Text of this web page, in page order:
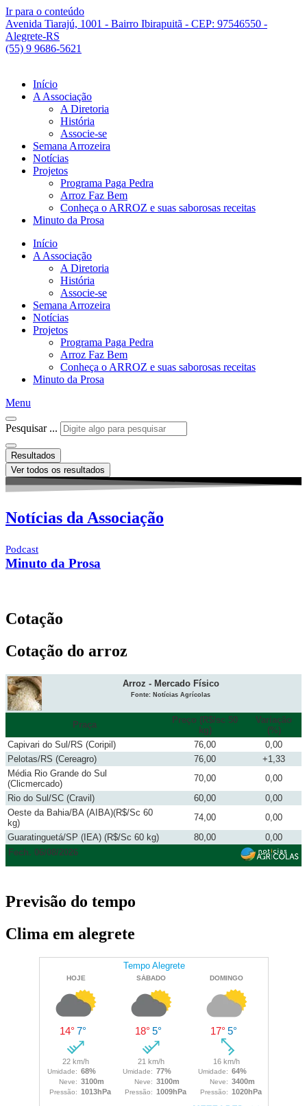
Ir para o conteúdo
Avenida Tiarajú, 1001 - Bairro Ibirapuitã - CEP: 97546550 -
Alegrete-RS
(55) 9 9686-5621
Início
A Associação
A Diretoria
História
Associe-se
Semana Arrozeira
Notícias
Projetos
Programa Paga Pedra
Arroz Faz Bem
Conheça o ARROZ e suas saborosas receitas
Minuto da Prosa
Início
A Associação
A Diretoria
História
Associe-se
Semana Arrozeira
Notícias
Projetos
Programa Paga Pedra
Arroz Faz Bem
Conheça o ARROZ e suas saborosas receitas
Minuto da Prosa
Menu
Pesquisar ...
Resultados
Ver todos os resultados
Notícias da Associação
Podcast
Minuto da Prosa
Cotação
Cotação do arroz
Arroz - Mercado Físico
Fonte: Notícias Agrícolas
Praça
Preço (R$/sc 50
kg)
Variação
(%)
Capivari do Sul/RS (Coripil)
76,00
0,00
Pelotas/RS (Cereagro)
76,00
+1,33
Média Rio Grande do Sul
(Clicmercado)
70,00
0,00
Rio do Sul/SC (Cravil)
60,00
0,00
Oeste da Bahia/BA (AIBA)(R$/Sc 60
kg)
74,00
0,00
Guaratinguetá/SP (IEA) (R$/Sc 60 kg)
80,00
0,00
Fech. 06/08/2026
Previsão do tempo
Clima em alegrete